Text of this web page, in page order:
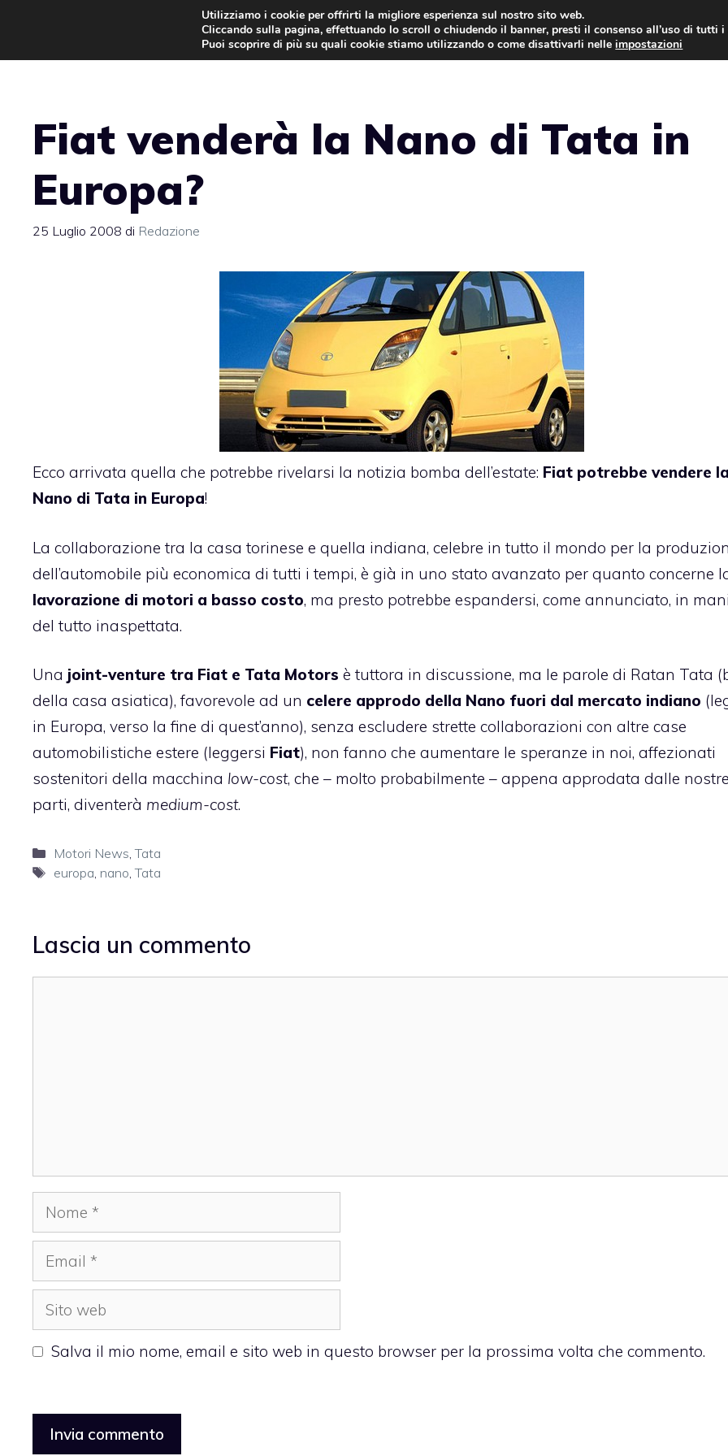
contenuto
AUTO NEWS
Fiat venderà la Nano di Tata in
Europa?
25 Luglio 2008 di Redazione
Ecco arrivata quella che potrebbe rivelarsi la notizia bomba dell’estate: Fiat potrebbe vendere la
Nano di Tata in Europa!
La collaborazione tra la casa torinese e quella indiana, celebre in tutto il mondo per la
dell’automobile più economica di tutti i tempi, è già in uno stato avanzato per quanto concerne
lavorazione di motori a basso costo, ma presto potrebbe espandersi, come annunciato, in
del tutto inaspettata.
Una joint-venture tra Fiat e Tata Motors è tuttora in discussione, ma le parole di Ratan Tata
della casa asiatica), favorevole ad un celere approdo della Nano fuori dal mercato indiano
in Europa, verso la fine di quest’anno), senza escludere strette collaborazioni con altre case
automobilistiche estere (leggersi Fiat), non fanno che aumentare le speranze in noi, affezionati
sostenitori della macchina low-cost, che – molto probabilmente – appena approdata dalle nostre
parti, diventerà medium-cost.
Categorie
Motori News,Tata
Tag
europa, nano,Tata
Lascia un commento
Nome
Email
Sito
web
Salva il mio nome, email e sito web in questo browser per la prossima volta che commento.
Utilizziamo i cookie per offrirti la migliore esperienza sul nostro sito web.
Cliccando sulla pagina, effettuando lo scroll o chiudendo il banner, presti il consenso all’uso di tutti i
Puoi scoprire di più su quali cookie stiamo utilizzando o come disattivarli nelleimpostazioni